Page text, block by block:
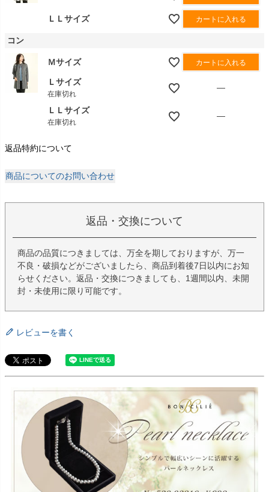
ＬＬサイズ カートに入れる
コン
Ｍサイズ カートに入れる
Ｌサイズ
在庫切れ
—
ＬＬサイズ
在庫切れ
—
返品特約について
商品についてのお問い合わせ
返品・交換について
商品の品質につきましては、万全を期しておりますが、万一
不良・破損などがございましたら、商品到着後7日以内にお知
らせください。返品・交換につきましても、1週間以内、未開
封・未使用に限り可能です。
レビューを書く